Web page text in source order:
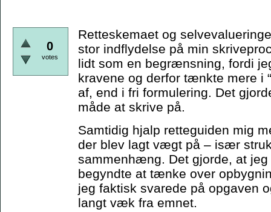
0
votes
Retteskemaet og
stor indflydelse på min
lidt som en begrænsning, fordi
kravene og derfor tænkte mere i
af, end i fri formulering. Det
måde at skrive på.
Samtidig hjalp retteguiden mig
der blev lagt vægt på – især
sammenhæng. Det gjorde, at
begyndte at tænke over
jeg faktisk svarede på opgaven
langt væk fra emnet.